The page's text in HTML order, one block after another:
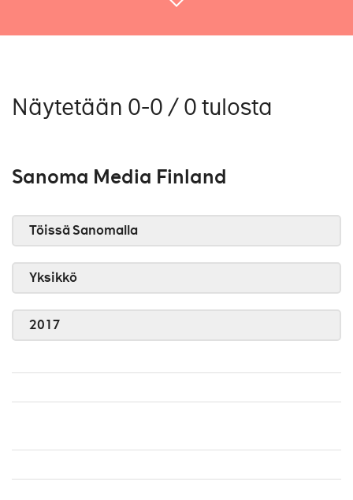
Näytetään 0-0 / 0 tulosta
Sanoma Media Finland
Töissä Sanomalla
Yksikkö
2017